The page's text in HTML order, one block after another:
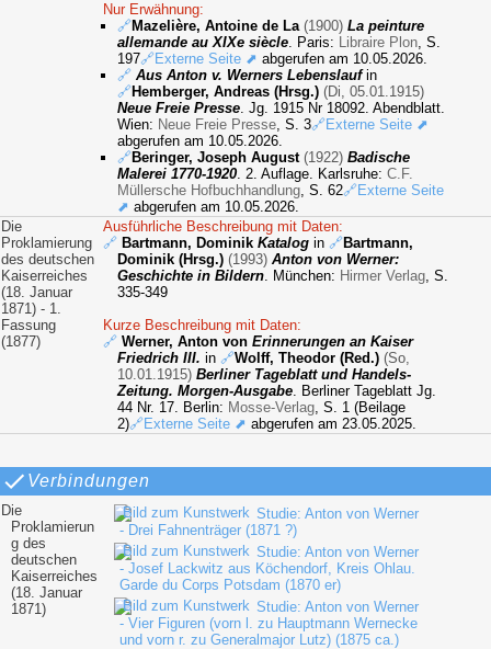
Nur Erwähnung:
🔗Mazelière, Antoine de La (1900) La peinture
allemande au XIXe siècle. Paris: Libraire Plon, S.
197🔗Externe Seite ⬈ abgerufen am 10.05.2026.
🔗 Aus Anton v. Werners Lebenslaufin
🔗Hemberger, Andreas (Hrsg.) (Di, 05.01.1915)
Neue Freie Presse. Jg. 1915 Nr 18092. Abendblatt.
Wien: Neue Freie Presse, S. 3🔗Externe Seite ⬈
abgerufen am 10.05.2026.
🔗Beringer, Joseph August (1922) Badische
Malerei 1770-1920. 2. Auflage. Karlsruhe:C.F.
Müllersche Hofbuchhandlung, S. 62🔗Externe Seite
⬈ abgerufen am 10.05.2026.
Die
Proklamierung
des deutschen
Kaiserreiches
(18. Januar
1871) - 1.
Fassung
(1877)
Ausführliche Beschreibung mit Daten:
🔗 Bartmann, DominikKatalogin🔗Bartmann,
Dominik (Hrsg.) (1993) Anton von Werner:
Geschichte in Bildern. München: Hirmer Verlag, S.
335-349
Kurze Beschreibung mit Daten:
🔗 Werner, Anton vonErinnerungen an Kaiser
Friedrich III.in🔗Wolff, Theodor (Red.) (So,
10.01.1915) Berliner Tageblatt und Handels-
Zeitung. Morgen-Ausgabe. Berliner Tageblatt Jg.
44 Nr. 17. Berlin: Mosse-Verlag, S. 1 (Beilage
2)🔗Externe Seite ⬈ abgerufen am 23.05.2025.
Verbindungen
Die
Proklamierun
g des
deutschen
Kaiserreiches
(18. Januar
1871)
Studie: Anton von Werner
- Drei Fahnenträger (1871 ?)
Studie: Anton von Werner
- Josef Lackwitz aus Köchendorf, Kreis Ohlau.
Garde du Corps Potsdam (1870 er)
Studie: Anton von Werner
- Vier Figuren (vorn l. zu Hauptmann Wernecke
und vorn r. zu Generalmajor Lutz) (1875 ca.)